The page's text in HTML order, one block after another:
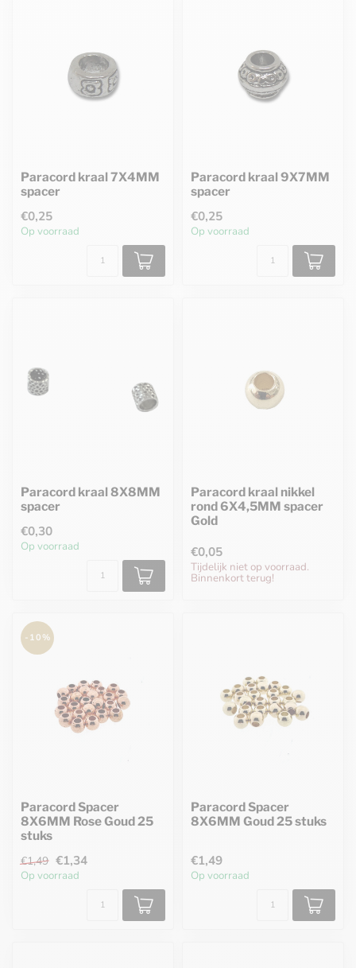
Paracord kraal 7X4MM
spacer
€0,25
Op voorraad
Paracord kraal 9X7MM
spacer
€0,25
Op voorraad
Paracord kraal 8X8MM
spacer
€0,30
Op voorraad
Paracord kraal nikkel
rond 6X4,5MM spacer
Gold
€0,05
Tijdelijk niet op voorraad.
Binnenkort terug!
-10%
Paracord Spacer
8X6MM Rose Goud 25
stuks
€1,49 €1,34
Op voorraad
Paracord Spacer
8X6MM Goud 25 stuks
€1,49
Op voorraad